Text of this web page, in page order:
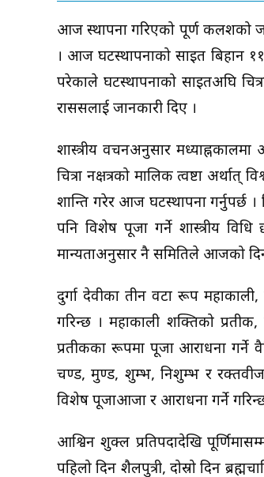
आज स्थापना गरिएको पूर्ण कलशको
। आज घटस्थापनाको साइत बिहान
परेकाले घटस्थापनाको साइतअघि
राससलाई जानकारी दिए ।
शास्त्रीय वचनअनुसार
चित्रा नक्षत्रको मालिक त्वष्टा
शान्ति गरेर आज घटस्थापना गर्नुपर्छ ।
पनि विशेष पूजा गर्ने शास्त्रीय विधि
मान्यताअनुसार नै समितिले आजको
दुर्गा देवीका तीन वटा रूप
गरिन्छ । महाकाली शक्तिको प्रतीक,
प्रतीकका रूपमा पूजा आराधना गर्ने
चण्ड, मुण्ड, शुम्भ, निशुम्भ र
विशेष पूजाआजा र आराधना गर्ने
आश्विन शुक्ल प्रतिपदादेखि
पहिलो दिन शैलपुत्री, दोस्रो दिन